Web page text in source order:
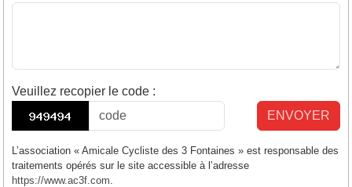
Veuillez recopier le code :
ENVOYER
L’association « Amicale Cycliste des 3 Fontaines » est responsable des
traitements opérés sur le site accessible à l’adresse
https://www.ac3f.com